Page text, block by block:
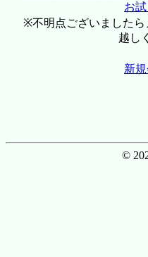
お
※不明点ございました
越し
新
©